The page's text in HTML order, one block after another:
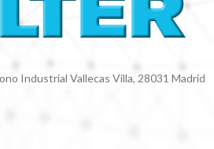
Industrial Vallecas Villa, 28031 Madrid